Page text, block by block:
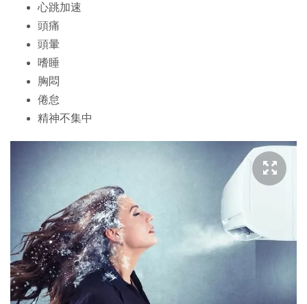
心跳加速
頭痛
頭暈
嗜睡
胸悶
倦怠
精神不集中